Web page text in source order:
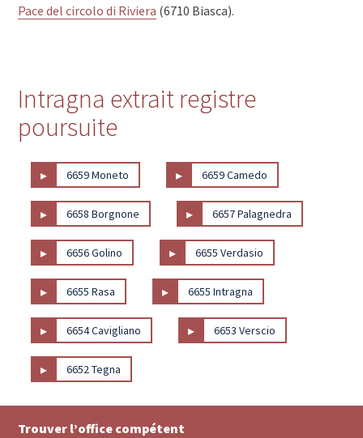
Pace del circolo di Riviera (6710 Biasca).
Intragna extrait registre
poursuite
▸ 6659 Moneto ▸ 6659 Camedo
▸ 6658 Borgnone ▸ 6657 Palagnedra
▸ 6656 Golino ▸ 6655 Verdasio
▸ 6655 Rasa ▸ 6655 Intragna
▸ 6654 Cavigliano ▸ 6653 Verscio
▸ 6652 Tegna
Trouver l’office compétent